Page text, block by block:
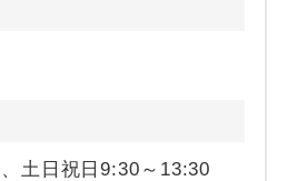
土日祝日9:30～13:30